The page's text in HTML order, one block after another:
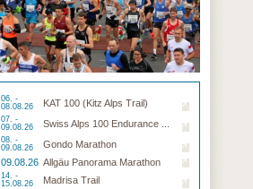
06. -
08.08.26
KAT 100 (Kitz Alps Trail)
07. -
09.08.26
Swiss Alps 100 Endurance ...
08. -
09.08.26
Gondo Marathon
09.08.26 Allgäu Panorama Marathon
14. -
15.08.26
Madrisa Trail